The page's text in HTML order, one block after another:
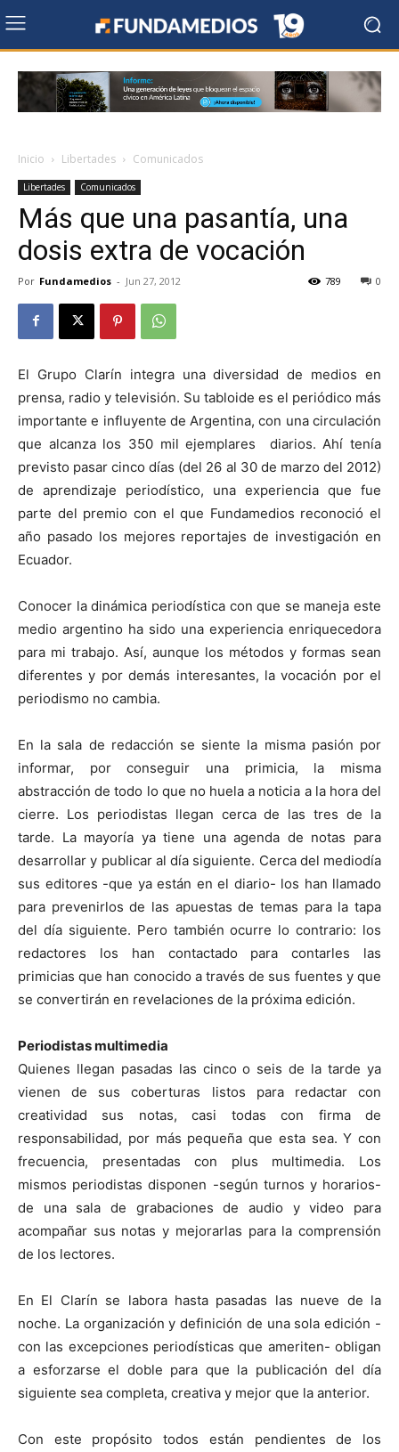
Inicio Libertades Comunicados
Libertades Comunicados
Más que una pasantía, una
dosis extra de vocación
Por Fundamedios - Jun 27, 2012 0
789
El Grupo Clarín integra una diversidad de medios en
prensa, radio y televisión. Su tabloide es el periódico más
importante e influyente de Argentina, con una circulación
que alcanza los 350 mil ejemplares diarios. Ahí tenía
previsto pasar cinco días (del 26 al 30 de marzo del 2012)
de aprendizaje periodístico, una experiencia que fue
parte del premio con el que Fundamedios reconoció el
año pasado los mejores reportajes de investigación en
Ecuador.
Conocer la dinámica periodística con que se maneja este
medio argentino ha sido una experiencia enriquecedora
para mi trabajo. Así, aunque los métodos y formas sean
diferentes y por demás interesantes, la vocación por el
periodismo no cambia.
En la sala de redacción se siente la misma pasión por
informar, por conseguir una primicia, la misma
abstracción de todo lo que no huela a noticia a la hora del
cierre. Los periodistas llegan cerca de las tres de la
tarde. La mayoría ya tiene una agenda de notas para
desarrollar y publicar al día siguiente. Cerca del mediodía
sus editores -que ya están en el diario- los han llamado
para prevenirlos de las apuestas de temas para la tapa
del día siguiente. Pero también ocurre lo contrario: los
redactores los han contactado para contarles las
primicias que han conocido a través de sus fuentes y que
se convertirán en revelaciones de la próxima edición.
Periodistas multimedia
Quienes llegan pasadas las cinco o seis de la tarde ya
vienen de sus coberturas listos para redactar con
creatividad sus notas, casi todas con firma de
responsabilidad, por más pequeña que esta sea. Y con
frecuencia, presentadas con plus multimedia. Los
mismos periodistas disponen -según turnos y horarios-
de una sala de grabaciones de audio y video para
acompañar sus notas y mejorarlas para la comprensión
de los lectores.
En El Clarín se labora hasta pasadas las nueve de la
noche. La organización y definición de una sola edición -
con las excepciones periodísticas que ameriten- obligan
a esforzarse el doble para que la publicación del día
siguiente sea completa, creativa y mejor que la anterior.
Con este propósito todos están pendientes de los